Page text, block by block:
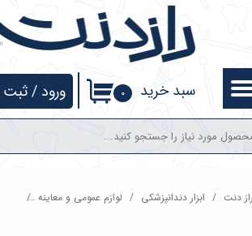
۰ سبد خرید ورود /ثبت
حساب کاربری من
تغییر گذر واژه
سفارشات
خروج از حساب کاربری
دنت ابزار دندانپزشکی لوازم عمومی و معاینه